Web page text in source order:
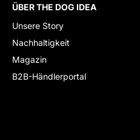
ÜBER THE DOG IDEA
Unsere Story
Nachhaltigkeit
Magazin
B2B-Händlerportal